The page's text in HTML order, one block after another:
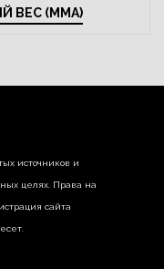
ВЕС (MMA)
источников и
целях. Права на
сайта